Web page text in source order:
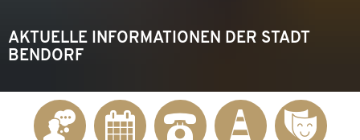
AKTUELLE INFORMATIONEN DER STADT
BENDORF